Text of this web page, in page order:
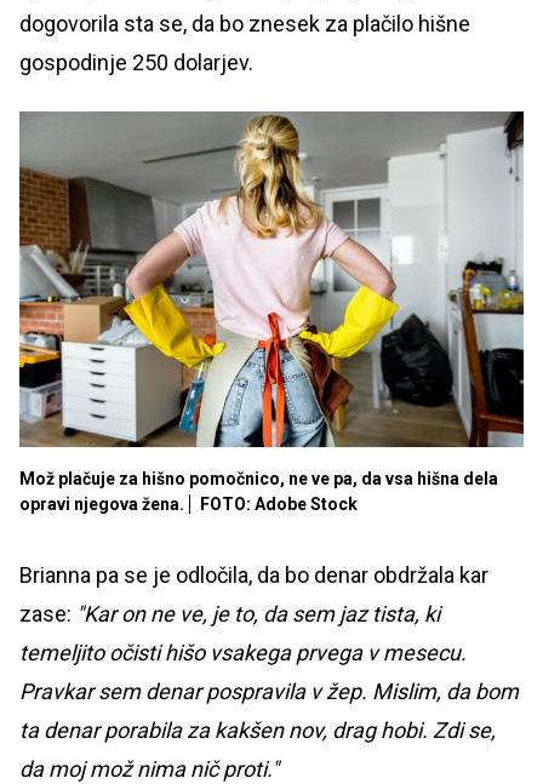
dogovorila sta se, da bo znesek za plačilo hišne
gospodinje 250 dolarjev.
Mož plačuje za hišno pomočnico, ne ve pa, da vsa hišna dela
opravi njegova žena.
FOTO: Adobe Stock
Brianna pa se je odločila, da bo denar obdržala kar
zase: "Kar on ne ve, je to, da sem jaz tista, ki
temeljito očisti hišo vsakega prvega v mesecu.
Pravkar sem denar pospravila v žep. Mislim, da bom
ta denar porabila za kakšen nov, drag hobi. Zdi se,
da moj mož nima nič proti."